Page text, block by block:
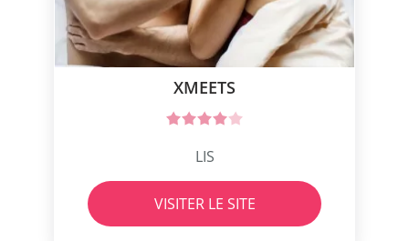
XMEETS
LIS
VISITER LE SITE